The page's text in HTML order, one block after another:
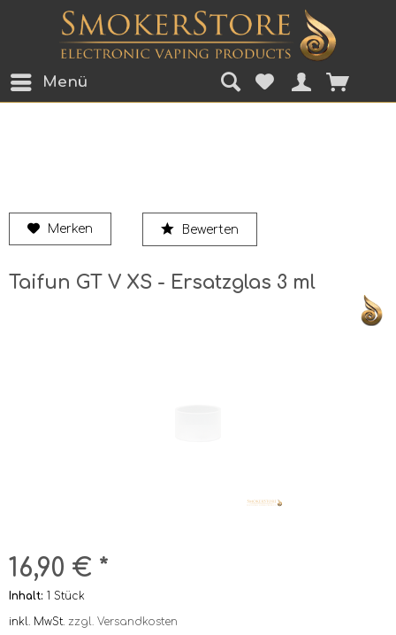
Menü
Taifun GT V XS - Ersatzglas 3 ml
16,90 € *
Inhalt: 1 Stück
inkl. MwSt. zzgl. Versandkosten
Merken Bewerten